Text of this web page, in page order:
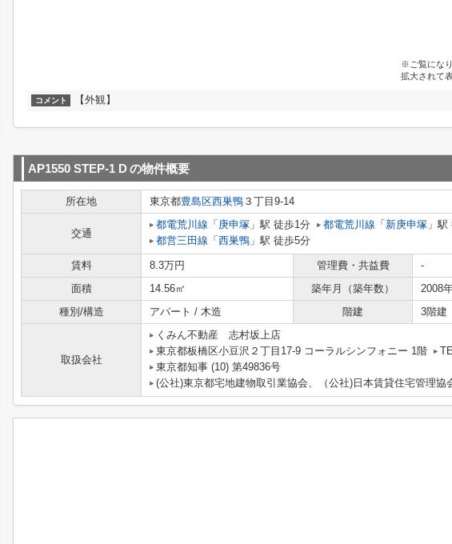
※ご覧にな
拡大されて
コメント 【外観】
AP1550 STEP-1 Dの物件概要
所在地 東京都豊島区西巣鴨 ３丁目9-14
交通
都電荒川線 「 庚申塚 」駅 徒歩1分 都電荒川線 「 新庚申塚 」駅
都営三田線 「 西巣鴨 」駅 徒歩5分
賃料 8.3万円 管理費・共益費
-
面積
14.56㎡ 築年月（築年数）
2008
種別/構造
アパート / 木造 階建 3階建
取扱会社
くみん不動産 志村坂上店
東京都板橋区小豆沢２丁目17-9 コーラルシンフォニー 1階
東京都知事 (10) 第49836号
(公社)東京都宅地建物取引業協会、（公社)日本賃貸住宅管理協